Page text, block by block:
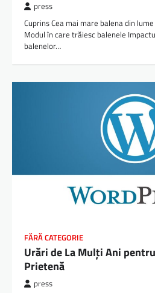
press
Cuprins Cea mai mare balena din
Modul în care trăiesc balenele
balenelor…
FĂRĂ CATEGORIE
Urări de La Mulți Ani
Prietenă
press